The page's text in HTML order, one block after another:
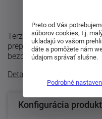
Terzaflex Motor Flat Eco
prepracovanej plochy na
bezdrôtovým motorovým
Detailný popis
Konfigurácia
Preto od Vás
súborov cookies, t.j.
ukladajú vo vašom
dáte a pomôžete nám
údajom správať slušne.
Podrobné